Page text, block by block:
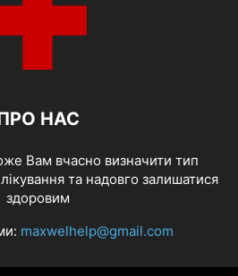
НАС
Вам вчасно визначити тип
та надовго залишатися
здоровим
maxwelhelp@gmail.com